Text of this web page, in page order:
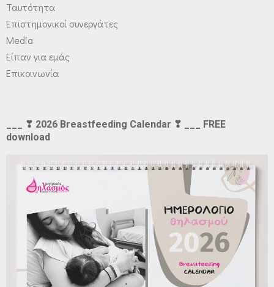
Ταυτότητα
Επιστημονικοί συνεργάτες
Media
Είπαν για εμάς
Επικοινωνία
___ ❣ 2026 Breastfeeding Calendar ❣ ___ FREE
download